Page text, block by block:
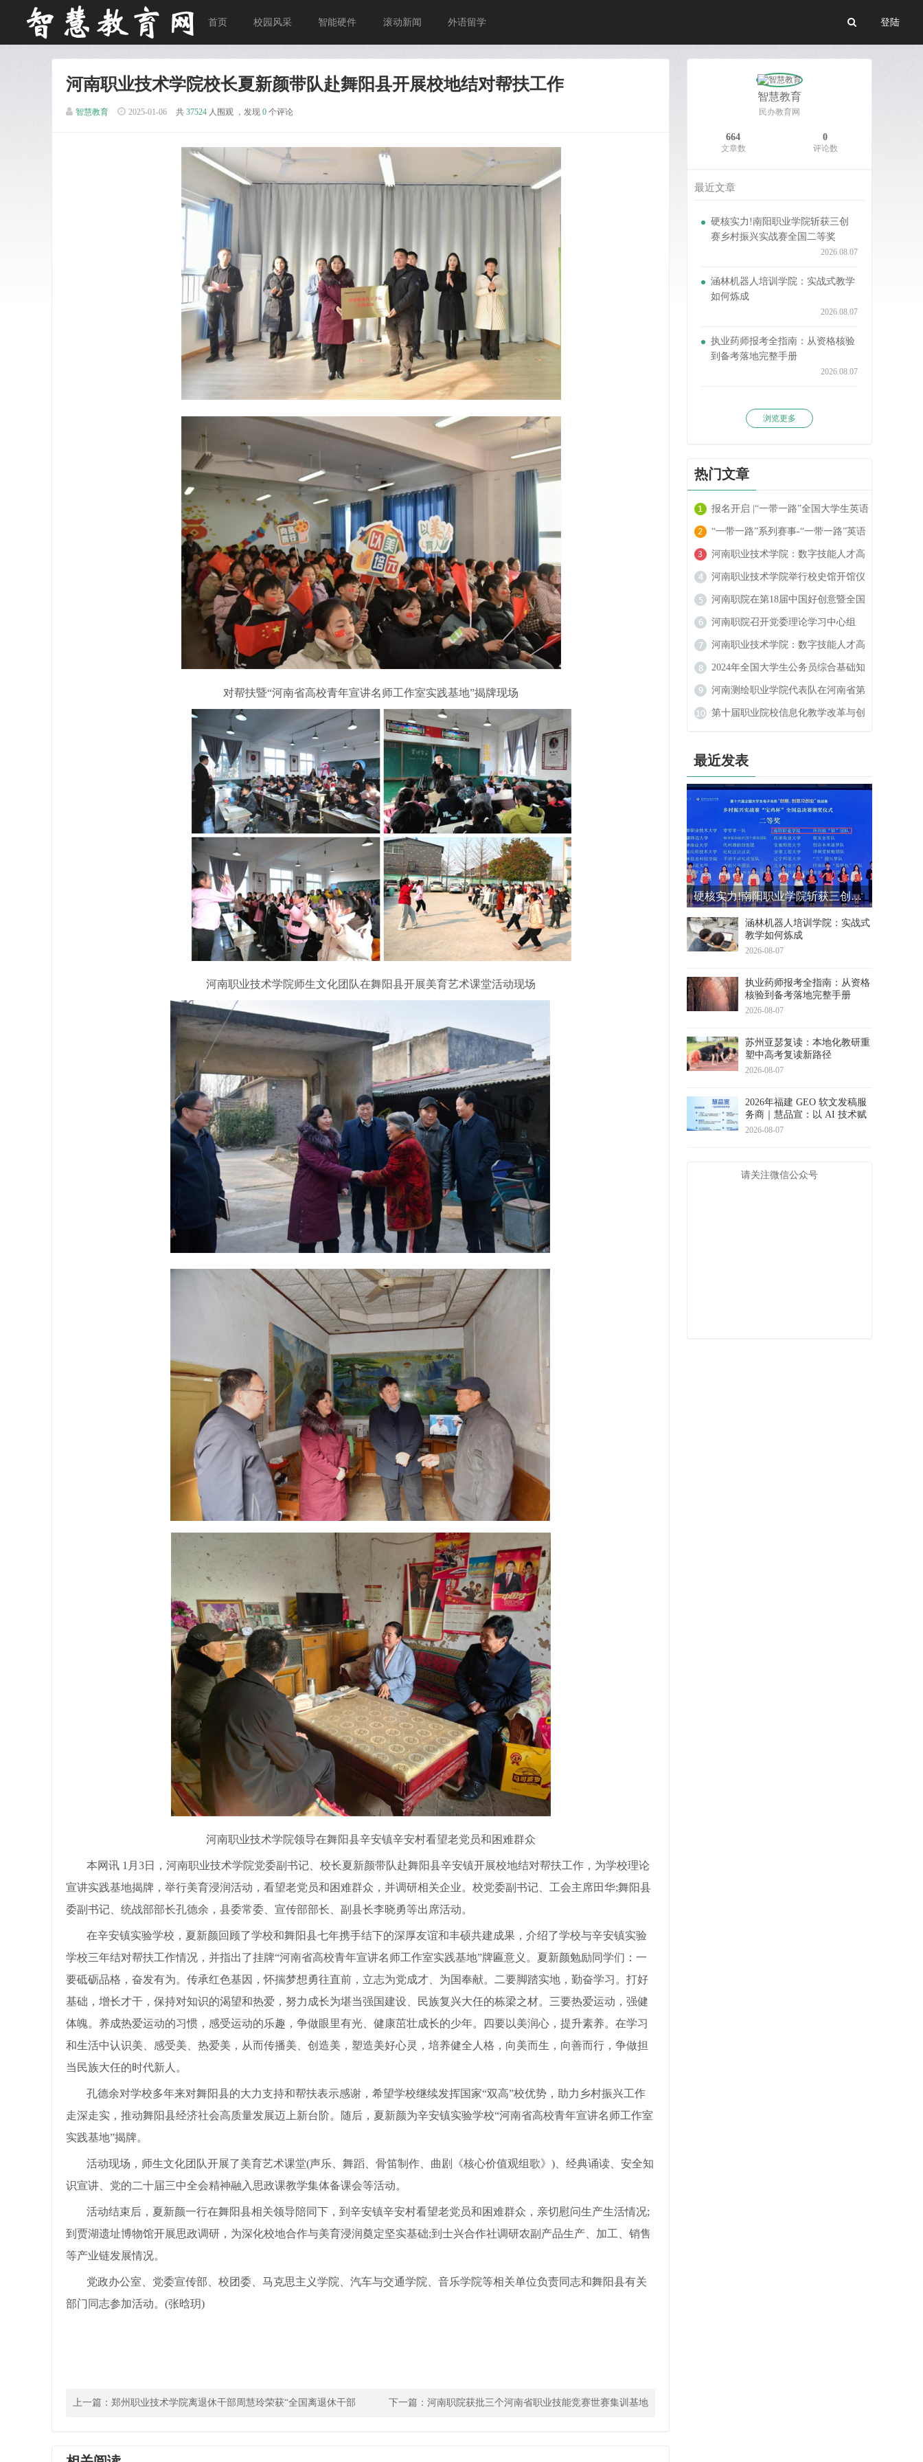
首页 校园风采 智能硬件 滚动新闻 外语留学 登陆
河南职业技术学院校长夏新颜带队赴舞阳县开展校地结对帮扶工作
智慧教育 2025-01-06 共 37524 人围观 ，发现 0 个评论
对帮扶暨“河南省高校青年宣讲名师工作室实践基地”揭牌现场
河南职业技术学院师生文化团队在舞阳县开展美育艺术课堂活动现场
河南职业技术学院领导在舞阳县辛安镇辛安村看望老党员和困难群众
本网讯 1月3日，河南职业技术学院党委副书记、校长夏新颜带队赴舞阳县辛安镇开展校地结对帮扶工作，为学校理论
宣讲实践基地揭牌，举行美育浸润活动，看望老党员和困难群众，并调研相关企业。校党委副书记、工会主席田华;舞阳县
委副书记、统战部部长孔德余，县委常委、宣传部部长、副县长李晓勇等出席活动。
在辛安镇实验学校，夏新颜回顾了学校和舞阳县七年携手结下的深厚友谊和丰硕共建成果，介绍了学校与辛安镇实验
学校三年结对帮扶工作情况，并指出了挂牌“河南省高校青年宣讲名师工作室实践基地”牌匾意义。夏新颜勉励同学们：一
要砥砺品格，奋发有为。传承红色基因，怀揣梦想勇往直前，立志为党成才、为国奉献。二要脚踏实地，勤奋学习。打好
基础，增长才干，保持对知识的渴望和热爱，努力成长为堪当强国建设、民族复兴大任的栋梁之材。三要热爱运动，强健
体魄。养成热爱运动的习惯，感受运动的乐趣，争做眼里有光、健康茁壮成长的少年。四要以美润心，提升素养。在学习
和生活中认识美、感受美、热爱美，从而传播美、创造美，塑造美好心灵，培养健全人格，向美而生，向善而行，争做担
当民族大任的时代新人。
孔德余对学校多年来对舞阳县的大力支持和帮扶表示感谢，希望学校继续发挥国家“双高”校优势，助力乡村振兴工作
走深走实，推动舞阳县经济社会高质量发展迈上新台阶。随后，夏新颜为辛安镇实验学校“河南省高校青年宣讲名师工作室
实践基地”揭牌。
活动现场，师生文化团队开展了美育艺术课堂(声乐、舞蹈、骨笛制作、曲剧《核心价值观组歌》)、经典诵读、安全知
识宣讲、党的二十届三中全会精神融入思政课教学集体备课会等活动。
活动结束后，夏新颜一行在舞阳县相关领导陪同下，到辛安镇辛安村看望老党员和困难群众，亲切慰问生产生活情况;
到贾湖遗址博物馆开展思政调研，为深化校地合作与美育浸润奠定坚实基础;到士兴合作社调研农副产品生产、加工、销售
等产业链发展情况。
党政办公室、党委宣传部、校团委、马克思主义学院、汽车与交通学院、音乐学院等相关单位负责同志和舞阳县有关
部门同志参加活动。(张晗玥)
上一篇： 郑州职业技术学院离退休干部周慧玲荣获“全国离退休干部 下一篇： 河南职院获批三个河南省职业技能竞赛世赛集训基地
智慧教育
民办教育网
664
文章数
0
评论数
最近文章
硬核实力!南阳职业学院斩获三创
赛乡村振兴实战赛全国二等奖
2026.08.07
涵林机器人培训学院：实战式教学
如何炼成
2026.08.07
执业药师报考全指南：从资格核验
到备考落地完整手册
2026.08.07
浏览更多
热门文章
报名开启 |“一带一路”全国大学生英语
阅读大赛火热进行中！
“一带一路”系列赛事-“一带一路”英语
翻译大赛报名开启！
河南职业技术学院：数字技能人才高
地的崛起
河南职业技术学院举行校史馆开馆仪
式
河南职院在第18届中国好创意暨全国
数字艺术设计大赛中喜获佳绩
河南职院召开党委理论学习中心组
（扩大）民族宗教工作专题学习会
河南职业技术学院：数字技能人才高
地的崛起
2024年全国大学生公务员综合基础知
识大赛
河南测绘职业学院代表队在河南省第
二届学生定向锦标赛中斩获佳绩
第十届职业院校信息化教学改革与创
最近发表
硬核实力!南阳职业学院斩获三创赛乡村振兴实战赛全国二等奖
涵林机器人培训学院：实战式
教学如何炼成
2026-08-07
执业药师报考全指南：从资格
核验到备考落地完整手册
2026-08-07
苏州亚瑟复读：本地化教研重
塑中高考复读新路径
2026-08-07
2026年福建 GEO 软文发稿服
务商｜慧品宣：以 AI 技术赋
能品牌全域传播
2026-08-07
请关注微信公众号